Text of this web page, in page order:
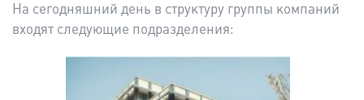
На сегодняшний день в структуру группы компаний
входят следующие подразделения: